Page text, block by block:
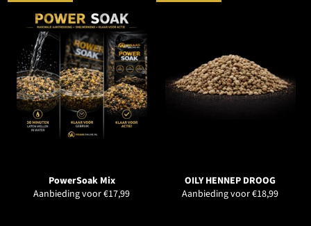
PowerSoak Mix
Aanbieding voor €17,99
OILY HENNEP DROOG
Aanbieding voor €18,99